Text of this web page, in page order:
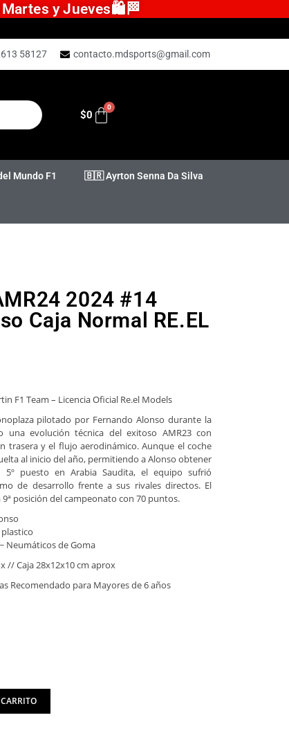
Martes y Jueves🛍️🏁
58127 contacto.mdsports@gmail.com
$0
Mundo F1 🇧🇷 Ayrton Senna Da Silva
2024 #14
Caja Normal RE.EL
F1 Team – Licencia Oficial Re.el Models
pilotado por Fernando Alonso durante la
una evolución técnica del exitoso AMR23 con
trasera y el flujo aerodinámico. Aunque el coche
al inicio del año, permitiendo a Alonso obtener
5º puesto en Arabia Saudita, el equipo sufrió
de desarrollo frente a sus rivales directos. El
posición del campeonato con 70 puntos.
plastico
Neumáticos de Goma
// Caja 28x12x10 cm aprox
Recomendado para Mayores de 6 años